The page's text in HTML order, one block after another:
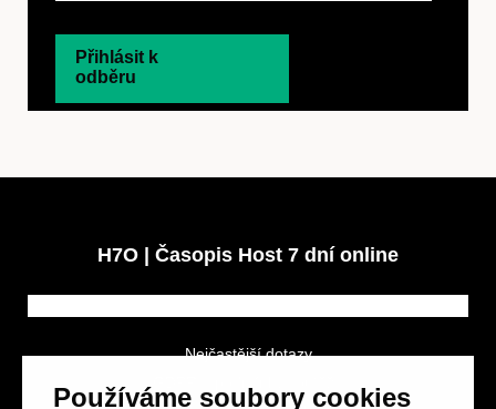
Používáme soubory cookies
Přihlásit k
odběru
H7O | Časopis Host 7 dní online
Nejčastější dotazy